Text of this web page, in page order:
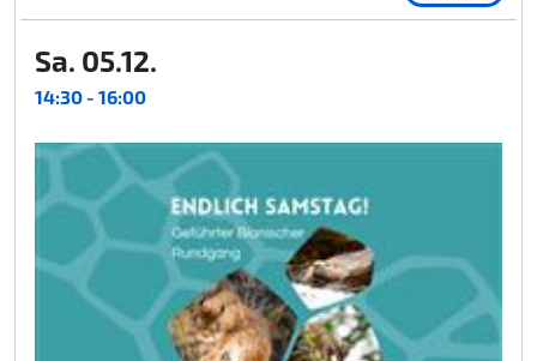
Sa. 05.12.
14:30 - 16:00